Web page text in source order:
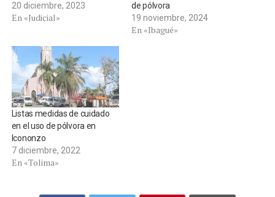
20 diciembre, 2023
En «Judicial»
de pólvora
19 noviembre, 2024
En «Ibagué»
Listas medidas de cuidado
en el uso de pólvora en
Icononzo
7 diciembre, 2022
En «Tolima»